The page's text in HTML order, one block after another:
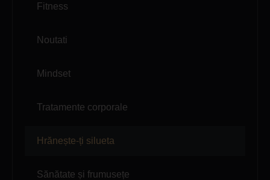
Fitness
Noutati
Mindset
Tratamente corporale
Hrănește-ți silueta
Sănătate și frumusețe